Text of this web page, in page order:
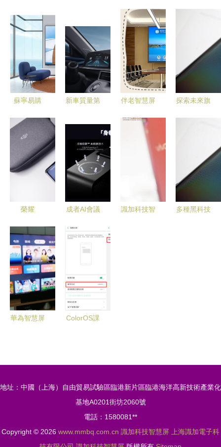
蘇寧易購
何買電視？
酷開智慧屏
為你解惑！
新車質量第
秋季出游認
準2023款
瑞虎5x
伴老智慧屏
晚年生活與
科技同行
探索未來旗
面測評與識
加科技智慧
屏使用體驗
榮耀
統全面升級
EMUI9.1將
用戶體驗推
向新高度
成者AI會議
系統戰打響
AI會議時
技智慧屏賦
能智能協作
識加科技智
多種黑科技
華為智慧屏
ColorOS課
ColorOS官
方社區揭秘
地址：中國（上海）自由貿易試驗區臨港新片區臨港海洋高新技術產業化
基地A0201街坊2060號
電話：1580081**
Copyright © 2026 www.mmbq.com.cn 識加科技智慧屏
上海識加電子科